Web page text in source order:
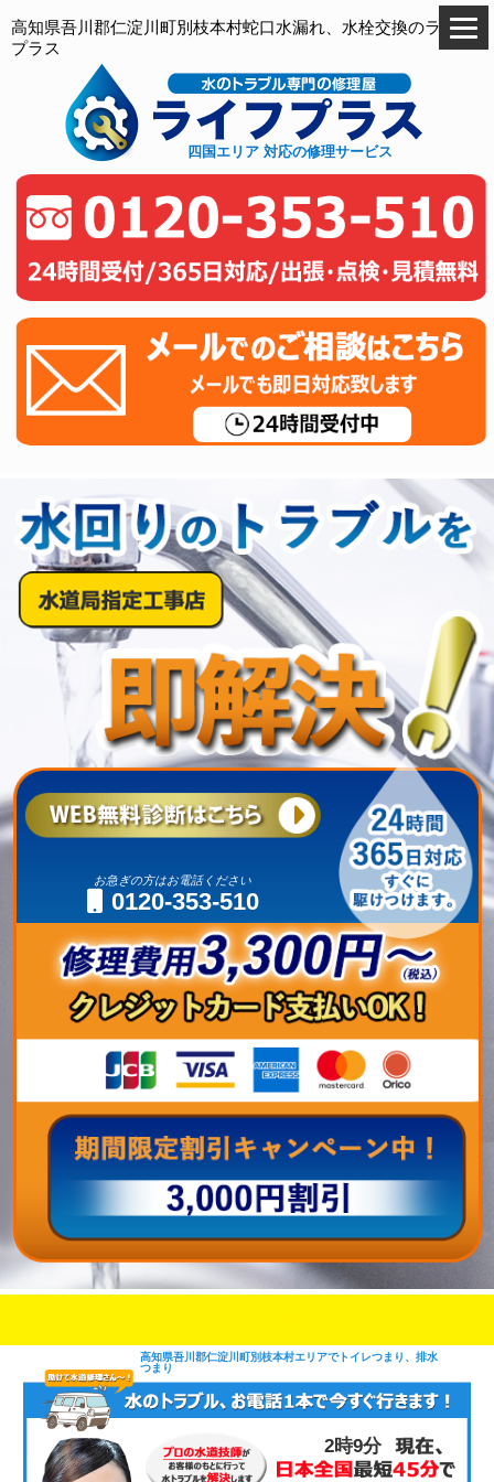
高知県吾川郡仁淀川町別枝本村蛇口水漏れ、水栓交換のライフ
プラス
四国エリア 対応の修理サービス
お急ぎの方はお電話ください
0120-353-510
高知県吾川郡仁淀川町別枝本村エリアでトイレつまり、排水
つまり
2時9分